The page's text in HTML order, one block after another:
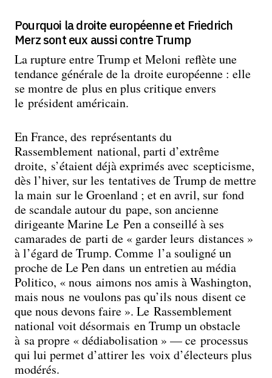
Pourquoi la droite européenne et Friedrich
Merz sont eux aussi contre Trump
La rupture entre Trump et Meloni reflète une
tendance générale de la droite européenne : elle
se montre de plus en plus critique envers
le président américain.
En France, des représentants du
Rassemblement national, parti d’extrême
droite, s’étaient déjà exprimés avec scepticisme,
dès l’hiver, sur les tentatives de Trump de mettre
la main sur le Groenland ; et en avril, sur fond
de scandale autour du pape, son ancienne
dirigeante Marine Le Pen a conseillé à ses
camarades de parti de « garder leurs distances »
à l’égard de Trump. Comme l’a souligné un
proche de Le Pen dans un entretien au média
Politico, « nous aimons nos amis à Washington,
mais nous ne voulons pas qu’ils nous disent ce
que nous devons faire ». Le Rassemblement
national voit désormais en Trump un obstacle
à sa propre « dédiabolisation » — ce processus
qui lui permet d’attirer les voix d’électeurs plus
modérés.